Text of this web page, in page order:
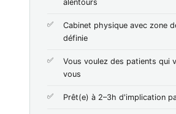
alentours
Cabinet physique avec zone
définie
Vous voulez des patients qui
vous
Prêt(e) à 2–3h d'implication